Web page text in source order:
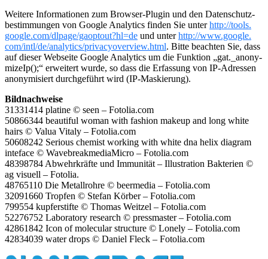
Wei­te­re In­for­ma­tio­nen zum Brow­ser-Plu­gin und den Da­ten­schutz­
be­stim­mun­gen von Goog­le Ana­ly­tics fin­den Sie unterhttp://​tools.​
google.​com/​dlpage/​gaoptout?​hl=de und unter http://​www.​google.​
com/​intl/​de/​analytics/​privacyoverview.​html. Bitte be­ach­ten Sie, dass
auf die­ser Web­sei­te Goog­le Ana­ly­tics um die Funk­ti­on „gat._a­n­ony­
mi­zeIp();“ er­wei­tert wurde, so dass die Er­fas­sung von IP-Adres­sen
an­ony­mi­siert durch­ge­führt wird (IP-Mas­kie­rung).
Bild­nach­wei­se
31331414 pla­ti­ne © seen – Fotolia.​com
50866344 be­au­ti­ful woman with fa­shion ma­keup and long white
hairs © Valua Vi­ta­ly – Fotolia.​com
50608242 Se­rious che­mist wor­king with white dna helix dia­gram
in­te­face © Wa­ve­bre­ak­me­dia­Micro – Fotolia.​com
48398784 Ab­wehr­kräf­te und Im­mu­ni­tät – Il­lus­tra­ti­on Bak­te­ri­en ©
ag vi­su­ell – Fo­to­lia.
48765110 Die Me­tall­roh­re © beer­me­dia – Fotolia.​com
32091660 Trop­fen © Ste­fan Kör­ber – Fotolia.​com
799554 kup­fer­stif­te © Tho­mas Weit­zel – Fotolia.​com
52276752 La­bo­ra­to­ry re­se­arch © press­mas­ter – Fotolia.​com
42861842 Icon of mole­cu­lar struc­tu­re © Lo­nely – Fotolia.​com
42834039 water drops © Da­ni­el Fleck – Fotolia.​com